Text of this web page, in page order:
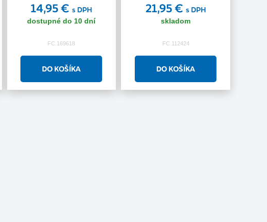
14,95 € s DPH
dostupné do 10 dní
FC.169618
21,95 € s DPH
skladom
FC.112424